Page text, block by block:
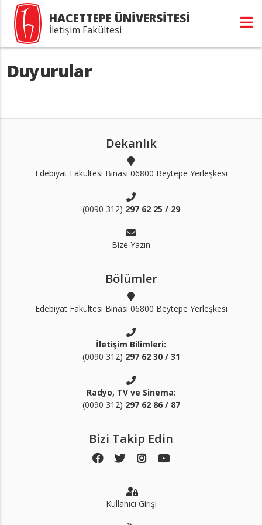
HACETTEPE ÜNİVERSİTESİ
İletişim Fakültesi
Duyurular
Dekanlık
Edebiyat Fakültesi Binası 06800 Beytepe Yerleşkesi
(0090 312) 297 62 25 / 29
Bize Yazın
Bölümler
Edebiyat Fakültesi Binası 06800 Beytepe Yerleşkesi
İletişim Bilimleri:
(0090 312) 297 62 30 / 31
Radyo, TV ve Sinema:
(0090 312) 297 62 86 / 87
Bizi Takip Edin
Kullanıcı Girişi